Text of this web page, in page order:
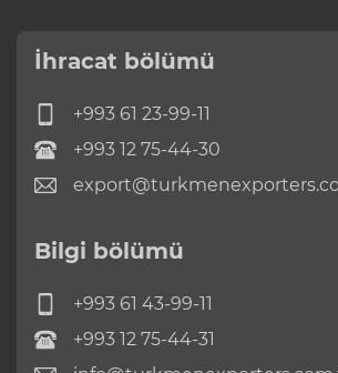
İhracat bölümü
+993 61 23-99-11
+993 12 75-44-30
Bilgi bölümü
+993 61 43-99-11
+993 12 75-44-31